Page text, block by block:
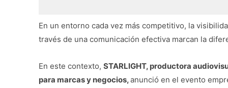
En un entorno cada vez más competitivo, la
través de una comunicación efectiva marcan la
En este contexto, STARLIGHT, productora
para marcas y negocios,anunció en el evento